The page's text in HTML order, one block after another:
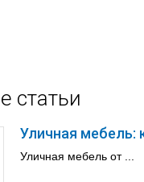
статьи
Уличная мебель:
Уличная мебель от ...